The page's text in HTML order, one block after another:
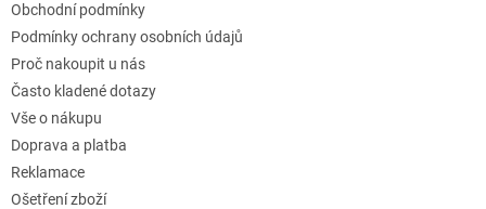
Obchodní podmínky
Podmínky ochrany osobních údajů
Proč nakoupit u nás
Často kladené dotazy
Vše o nákupu
Doprava a platba
Reklamace
Ošetření zboží